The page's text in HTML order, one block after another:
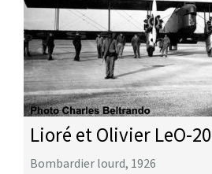
Lioré et Olivier LeO-20
Bombardier lourd, 1926